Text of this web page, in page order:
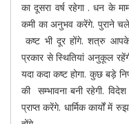
का दूसरा वर्ष रहेगा . धन के
कमी का अनुभव करेंगे. पुराने चले
कष्ट भी दूर होंगे. शत्रु आपके
प्रकार से स्थितियां अनुकूल
यदा कदा कष्ट होगा. कुछ बड़े
की सम्भावना बनी रहेगी.
प्राप्त करेंगे. धार्मिक कार्यों में